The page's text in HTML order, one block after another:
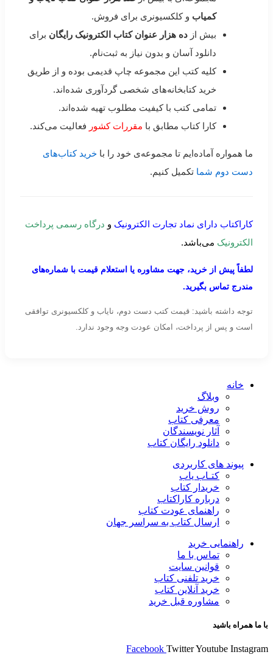
کمیاب و کلکسیونری برای فروش.
بیش از ده هزار عنوان کتاب الکترونیک رایگان برای
دانلود آسان و بدون نیاز به ثبت‌نام.
کلیه کتب این مجموعه چاپ قدیمی بوده و از طریق
خرید کتابخانه‌های شخصی گردآوری شده‌اند.
تمامی کتب با کیفیت مطلوب تهیه شده‌اند.
کارا کتاب مطابق با مقررات کشور فعالیت می‌کند.
ما همواره آماده‌ایم تا مجموعه‌ی خود را با خرید کتاب‌های
دست دوم شما تکمیل کنیم.
کاراکتاب دارای نماد تجارت الکترونیک و درگاه رسمی پرداخت
الکترونیک می‌باشد.
لطفاً پیش از خرید، جهت مشاوره یا استعلام قیمت با شماره‌های
مندرج تماس بگیرید.
توجه داشته باشید: قیمت کتب دست دوم، نایاب و کلکسیونری توافقی
است و پس از پرداخت، امکان عودت وجه وجود ندارد.
خانه
وبلاگ
روش خرید
معرفی کتاب
آثار نویسندگان
دانلود رایگان کتاب
پیوند های کاربردی
کتـاب یاب
خریدار کتاب
درباره کاراکتاب
راهنمای عودت کتاب
ارسال کتاب به سراسر جهان
راهنمایی خرید
تماس با ما
قوانین سایت
خرید تلفنی کتاب
خرید آنلاین کتاب
مشاوره قبل خرید
با ما همراه باشید
Facebook TwitterYoutube Instagram